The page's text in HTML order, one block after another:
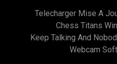
Telecharger Mise A
Chess Titans
Keep Talking And
Webcam